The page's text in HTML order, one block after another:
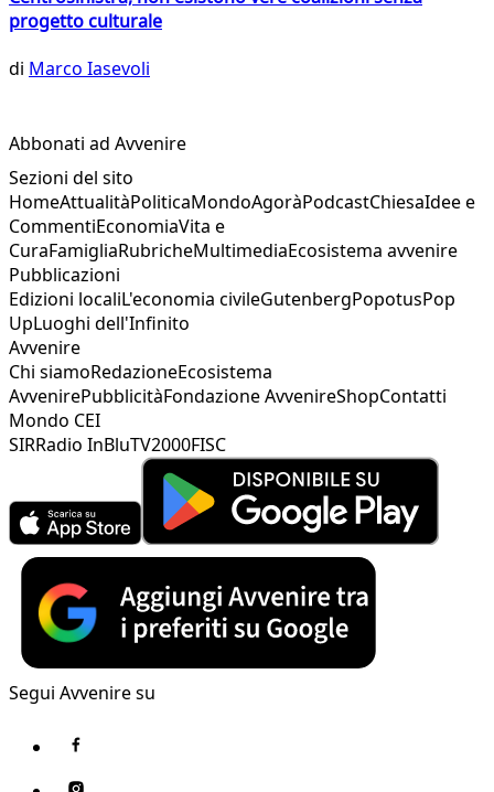
progetto culturale
di Marco Iasevoli
Abbonati ad Avvenire
Sezioni del sito
HomeAttualitàPoliticaMondoAgoràPodcastChiesaIdee e
CommentiEconomiaVita e
CuraFamigliaRubricheMultimediaEcosistema avvenire
Pubblicazioni
Edizioni localiL'economia civileGutenbergPopotusPop
UpLuoghi dell'Infinito
Avvenire
Chi siamoRedazioneEcosistema
AvvenirePubblicitàFondazione AvvenireShopContatti
Mondo CEI
SIRRadio InBluTV2000FISC
Segui Avvenire su